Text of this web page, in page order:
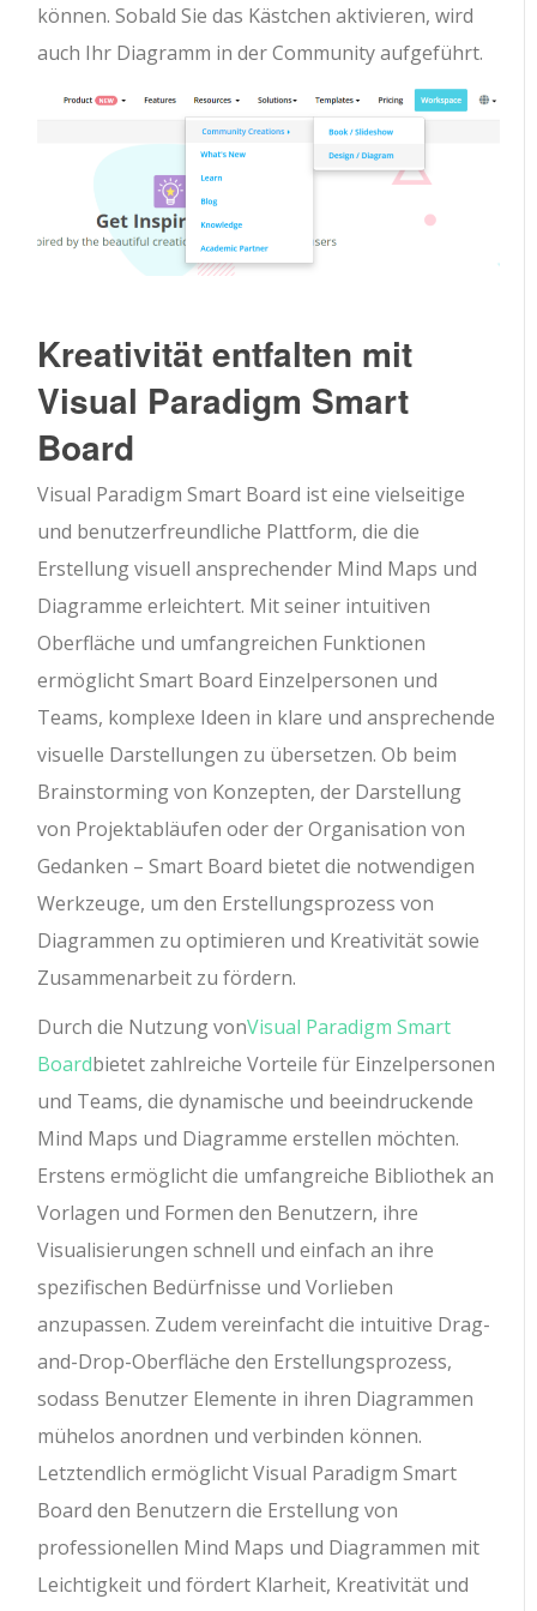
können. Sobald Sie das Kästchen aktivieren, wird
auch Ihr Diagramm in der Community aufgeführt.
Kreativität entfalten mit
Visual Paradigm Smart
Board
Visual Paradigm Smart Board ist eine vielseitige
und benutzerfreundliche Plattform, die die
Erstellung visuell ansprechender Mind Maps und
Diagramme erleichtert. Mit seiner intuitiven
Oberfläche und umfangreichen Funktionen
ermöglicht Smart Board Einzelpersonen und
Teams, komplexe Ideen in klare und ansprechende
visuelle Darstellungen zu übersetzen. Ob beim
Brainstorming von Konzepten, der Darstellung
von Projektabläufen oder der Organisation von
Gedanken – Smart Board bietet die notwendigen
Werkzeuge, um den Erstellungsprozess von
Diagrammen zu optimieren und Kreativität sowie
Zusammenarbeit zu fördern.
Durch die Nutzung vonVisual Paradigm Smart
Boardbietet zahlreiche Vorteile für Einzelpersonen
und Teams, die dynamische und beeindruckende
Mind Maps und Diagramme erstellen möchten.
Erstens ermöglicht die umfangreiche Bibliothek an
Vorlagen und Formen den Benutzern, ihre
Visualisierungen schnell und einfach an ihre
spezifischen Bedürfnisse und Vorlieben
anzupassen. Zudem vereinfacht die intuitive Drag-
and-Drop-Oberfläche den Erstellungsprozess,
sodass Benutzer Elemente in ihren Diagrammen
mühelos anordnen und verbinden können.
Letztendlich ermöglicht Visual Paradigm Smart
Board den Benutzern die Erstellung von
professionellen Mind Maps und Diagrammen mit
Leichtigkeit und fördert Klarheit, Kreativität und